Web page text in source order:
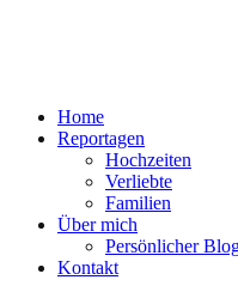
Home
Reportagen
Hochzeiten
Verliebte
Familien
Über mich
Persönlicher
Kontakt